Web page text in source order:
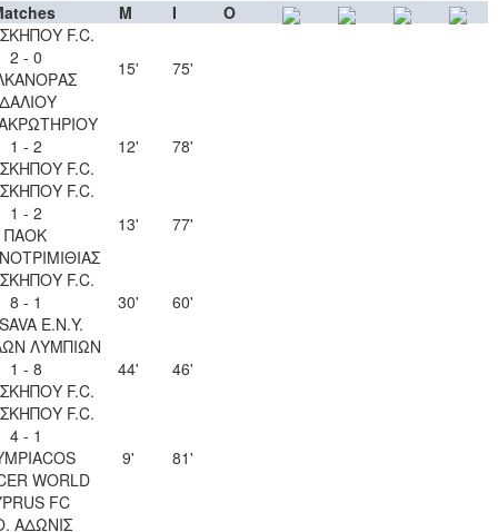
M I
O
F.C.
2 - 0
15' 75'
1 - 2
F.C.
12'
78'
F.C.
1 - 2
ΠΑΟΚ
13' 77'
F.C.
8 - 1
Ε.Ν.Y.
30'
60'
ΛΥΜΠΙΩΝ
1 - 8
F.C.
44'
46'
F.C.
4 - 1
WORLD
FC
9' 81'
ΑΔΩΝΙΣ